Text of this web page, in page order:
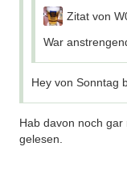
Zitat von
War
Hey von Sonntag
Hab davon noch
gelesen.